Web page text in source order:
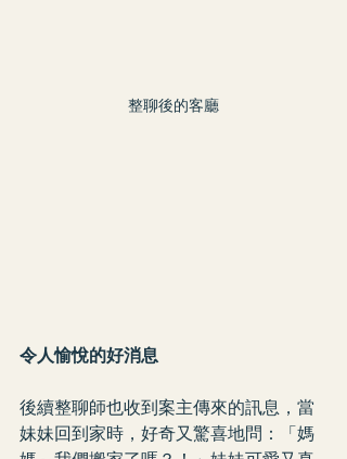
整聊後的客廳
令人愉悅的好消息
後續整聊師也收到案主傳來的訊息，當
妹妹回到家時，好奇又驚喜地問：「媽